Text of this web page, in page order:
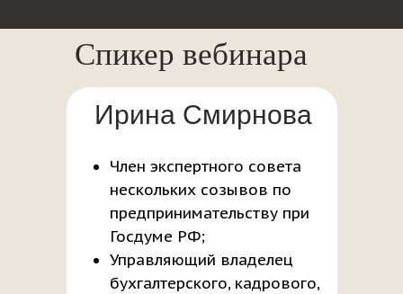
Спикер вебинара
Ирина Смирнова
Член экспертного совета
нескольких созывов по
предпринимательству при
Госдуме РФ;
Управляющий владелец
бухгалтерского, кадрового,